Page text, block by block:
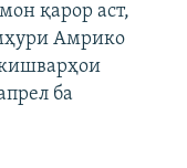
қарор аст,
Амрико
ба